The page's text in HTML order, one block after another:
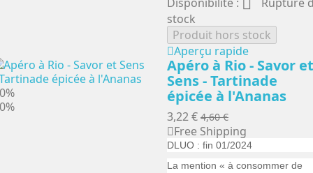

stock
Produit hors stock
Aperçu rapide
Apéro à Rio - Savor et
Sens - Tartinade
épicée à l'Ananas
3,22 € 4,60 €
Free Shipping
DLUO : fin 01/2024
La mention « à consommer de